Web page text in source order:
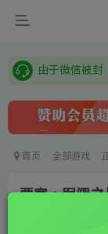
首页 全部游戏
要塞：军阀